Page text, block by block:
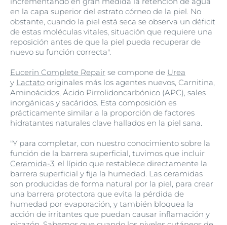
en la capa superior del estrato córneo de la piel. No
obstante, cuando la piel está seca se observa un déficit
de estas moléculas vitales, situación que requiere una
reposición antes de que la piel pueda recuperar de
nuevo su función correcta".
Eucerin Complete Repair se compone de Urea
y Lactato originales más los agentes nuevos, Carnitina,
Aminoácidos, Ácido Pirrolidoncarbónico (APC), sales
inorgánicas y sacáridos. Esta composición es
prácticamente similar a la proporción de factores
hidratantes naturales clave hallados en la piel sana.
"Y para completar, con nuestro conocimiento sobre la
función de la barrera superficial, tuvimos que incluir
Ceramida-3, el lípido que restablece directamente la
barrera superficial y fija la humedad. Las ceramidas
son producidas de forma natural por la piel, para crear
una barrera protectora que evita la pérdida de
humedad por evaporación, y también bloquea la
acción de irritantes que puedan causar inflamación y